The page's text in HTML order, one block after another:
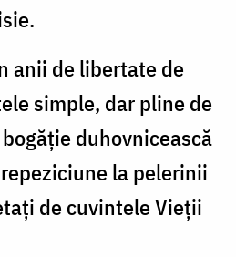
anii de libertate de
simple, dar pline de
duhovnicească
la pelerinii
de cuvintele Vieții